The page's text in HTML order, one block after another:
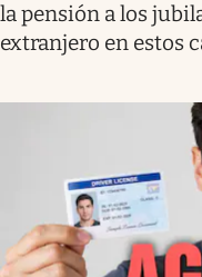
la pensión a los
extranjero en estos